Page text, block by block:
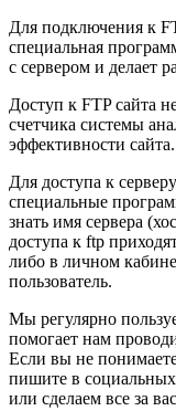
Для подключения к
специальная
с сервером и делает
Доступ к FTP сайта
счетчика системы
эффективности сайта.
Для доступа к
специальные
знать имя сервера
доступа к ftp
либо в личном
пользователь.
Мы регулярно
помогает нам
Если вы не
пишите в
или сделаем все за